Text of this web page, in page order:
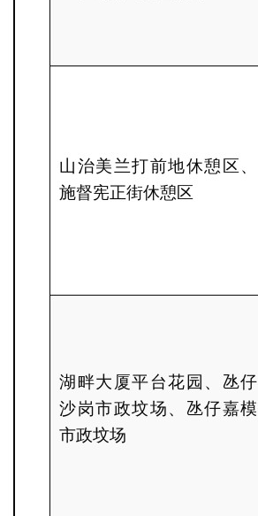
山治美兰打前地休憩区、
施督宪正街休憩区
湖畔大厦平台花园、氹仔
沙岗市政坟场、氹仔嘉模
市政坟场